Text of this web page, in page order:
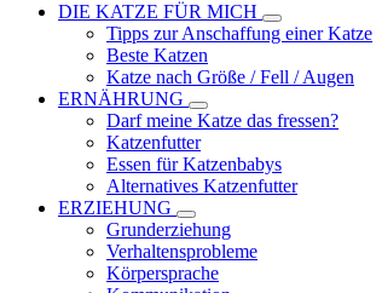
DIE KATZE FÜR MICH
Tipps zur Anschaffung einer Katze
Beste Katzen
Katze nach Größe / Fell / Augen
ERNÄHRUNG
Darf meine Katze das fressen?
Katzenfutter
Essen für Katzenbabys
Alternatives Katzenfutter
ERZIEHUNG
Grunderziehung
Verhaltensprobleme
Körpersprache